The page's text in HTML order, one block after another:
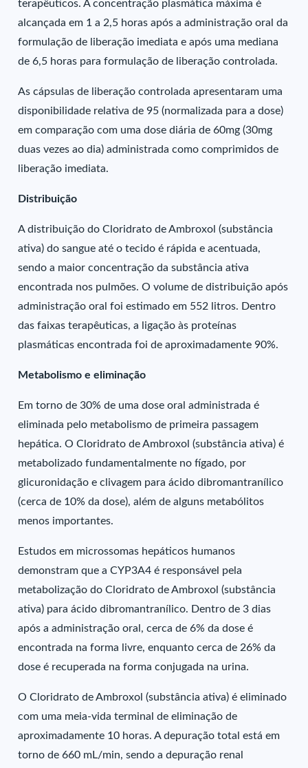
terapêuticos. A concentração plasmática máxima é
alcançada em 1 a 2,5 horas após a administração oral da
formulação de liberação imediata e após uma mediana
de 6,5 horas para formulação de liberação controlada.
As cápsulas de liberação controlada apresentaram uma
disponibilidade relativa de 95 (normalizada para a dose)
em comparação com uma dose diária de 60mg (30mg
duas vezes ao dia) administrada como comprimidos de
liberação imediata.
Distribuição
A distribuição do Cloridrato de Ambroxol (substância
ativa) do sangue até o tecido é rápida e acentuada,
sendo a maior concentração da substância ativa
encontrada nos pulmões. O volume de distribuição após
administração oral foi estimado em 552 litros. Dentro
das faixas terapêuticas, a ligação às proteínas
plasmáticas encontrada foi de aproximadamente 90%.
Metabolismo e eliminação
Em torno de 30% de uma dose oral administrada é
eliminada pelo metabolismo de primeira passagem
hepática. O Cloridrato de Ambroxol (substância ativa) é
metabolizado fundamentalmente no fígado, por
glicuronidação e clivagem para ácido dibromantranílico
(cerca de 10% da dose), além de alguns metabólitos
menos importantes.
Estudos em microssomas hepáticos humanos
demonstram que a CYP3A4 é responsável pela
metabolização do Cloridrato de Ambroxol (substância
ativa) para ácido dibromantranílico. Dentro de 3 dias
após a administração oral, cerca de 6% da dose é
encontrada na forma livre, enquanto cerca de 26% da
dose é recuperada na forma conjugada na urina.
O Cloridrato de Ambroxol (substância ativa) é eliminado
com uma meia-vida terminal de eliminação de
aproximadamente 10 horas. A depuração total está em
torno de 660 mL/min, sendo a depuração renal